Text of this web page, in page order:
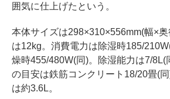
囲気に仕上げたという。
本体サイズは298×310×556mm(幅×
は12kg。消費電力は除湿時185/
燥時455/480W(同)。除湿能力は7/8L(
の目安は鉄筋コンクリート18/20畳(
は約3.6L。